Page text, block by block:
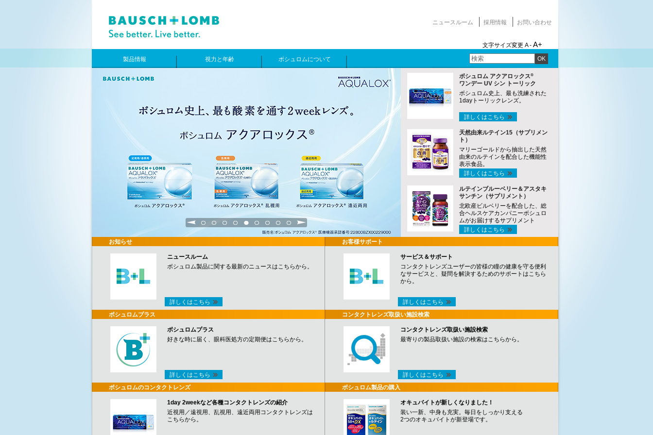
ニュースルーム 採用情報 お問い合わせ
文字サイズ変更 A - A+
OK
製品情報 視力と年齢 ボシュロムについて
1 2 3 4 5 6 7 8 9
ボシュロム アクアロックス®
ワンデー UV シン トーリック
ボシュロム史上、最も洗練された
1dayトーリックレンズ。
詳しくはこちら
天然由来ルテイン15（サプリメン
ト）
マリーゴールドから抽出した天然
由来のルテインを配合した機能性
表示食品。
詳しくはこちら
ルテインブルーベリー＆アスタキ
サンチン（サプリメント）
北欧産ビルベリーを配合した、総
合ヘルスケアカンパニーボシュロ
ムがお届けするサプリメント
詳しくはこちら
お知らせ
ニュースルーム
ボシュロム製品に関する最新のニュースはこちらから。
詳しくはこちら
ボシュロムプラス
ボシュロムプラス
好きな時に届く、眼科医処方の定期便はこちらから。
詳しくはこちら
ボシュロムのコンタクトレンズ
1day 2weekなど各種コンタクトレンズの紹介
近視用／遠視用、乱視用、遠近両用コンタクトレンズは
こちらから。
お客様サポート
サービス＆サポート
コンタクトレンズユーザーの皆様の瞳の健康を守る便利
なサービスと、疑問を解決するためのサポートはこちら
から。
詳しくはこちら
コンタクトレンズ取扱い施設検索
コンタクトレンズ取扱い施設検索
最寄りの製品取扱い施設の検索はこちらから。
詳しくはこちら
ボシュロム製品の購入
オキュバイトが新しくなりました！
装い一新、中身も充実。毎日をしっかり支える
2つのオキュバイトが新登場です。